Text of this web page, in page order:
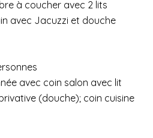
à coucher avec 2 lits
avec Jacuzzi et douche
avec coin salon avec lit
(douche); coin cuisine